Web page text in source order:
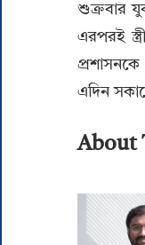
শুক্রবার
এরপরই
এদিন
About